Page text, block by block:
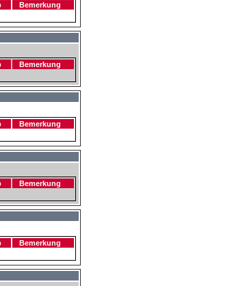
Bemerkung
Bemerkung
Bemerkung
Bemerkung
Bemerkung